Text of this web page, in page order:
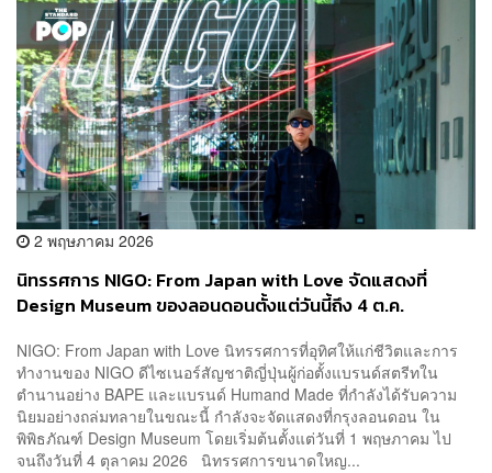
2 พฤษภาคม 2026
นิทรรศการ NIGO: From Japan with Love จัดแสดงที่
Design Museum ของลอนดอนตั้งแต่วันนี้ถึง 4 ต.ค.
NIGO: From Japan with Love นิทรรศการที่อุทิศให้แก่ชีวิตและการ
ทำงานของ NIGO ดีไซเนอร์สัญชาติญี่ปุ่นผู้ก่อตั้งแบรนด์สตรีทใน
ตำนานอย่าง BAPE และแบรนด์ Humand Made ที่กำลังได้รับความ
นิยมอย่างถล่มทลายในขณะนี้ กำลังจะจัดแสดงที่กรุงลอนดอน ใน
พิพิธภัณฑ์ Design Museum โดยเริ่มต้นตั้งแต่วันที่ 1 พฤษภาคม ไป
จนถึงวันที่ 4 ตุลาคม 2026 นิทรรศการขนาดใหญ...